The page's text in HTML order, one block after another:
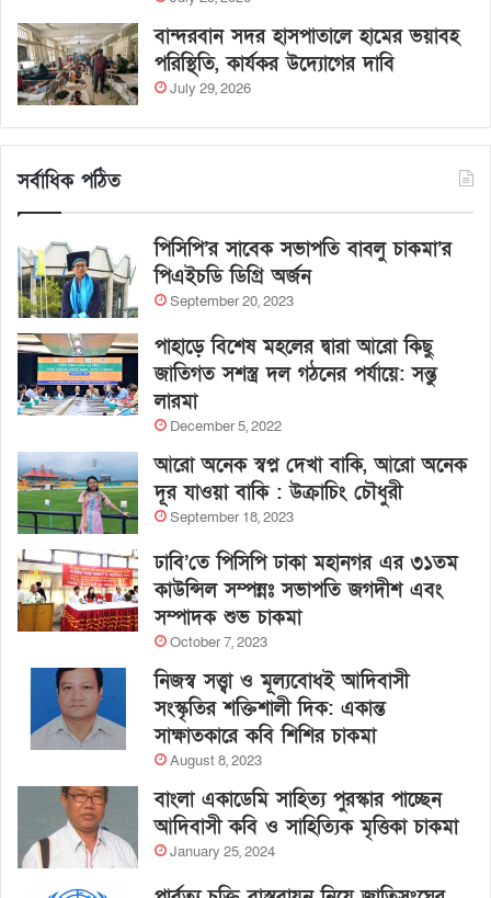
বান্দরবান সদর হাসপাতালে হামের ভয়াবহ
পরিস্থিতি, কার্যকর উদ্যোগের দাবি
July 29, 2026
সর্বাধিক পঠিত
পিসিপি’র সাবেক সভাপতি বাবলু চাকমা’র
পিএইচডি ডিগ্রি অর্জন
September 20, 2023
পাহাড়ে বিশেষ মহলের দ্বারা আরো কিছু
জাতিগত সশস্ত্র দল গঠনের পর্যায়ে: সন্তু
লারমা
December 5, 2022
আরো অনেক স্বপ্ন দেখা বাকি, আরো অনেক
দূর যাওয়া বাকি : উক্রাচিং চৌধুরী
September 18, 2023
ঢাবি’তে পিসিপি ঢাকা মহানগর এর ৩১তম
কাউন্সিল সম্পন্নঃ সভাপতি জগদীশ এবং
সম্পাদক শুভ চাকমা
October 7, 2023
নিজস্ব সত্ত্বা ও মূল্যবোধই আদিবাসী
সংস্কৃতির শক্তিশালী দিক: একান্ত
সাক্ষাতকারে কবি শিশির চাকমা
August 8, 2023
বাংলা একাডেমি সাহিত্য পুরস্কার পাচ্ছেন
আদিবাসী কবি ও সাহিত্যিক মৃত্তিকা চাকমা
January 25, 2024